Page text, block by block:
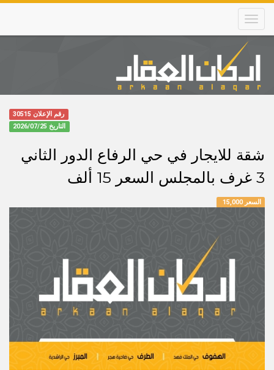
Skip
main
content
Main
navigation
رقم الإعلان 30515
التاريخ 2026/07/25
شقة للايجار في حي الرفاع الدور الثاني
3 غرف بالمجلس السعر 15 ألف
السعر 15,000